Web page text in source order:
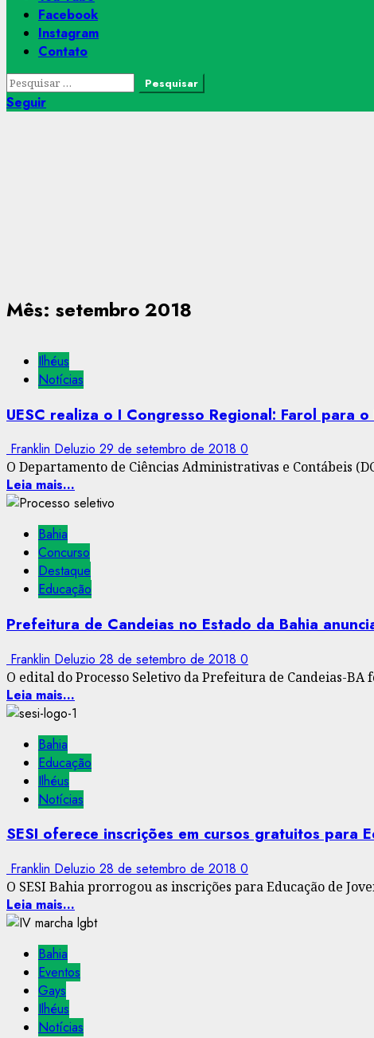
Facebook
Instagram
Contato
Pesquisar
por:
Seguir
Mês: setembro 2018
Ilhéus
Notícias
UESC realiza o I Congresso Regional: Farol para
Franklin Deluzio 29 de setembro de 2018 0
O Departamento de Ciências Administrativas e Contábeis
Leia mais...
Bahia
Concurso
Destaque
Educação
Prefeitura de Candeias no Estado da Bahia
Franklin Deluzio 28 de setembro de 2018 0
O edital do Processo Seletivo da Prefeitura de Candeias-BA
Leia mais...
Bahia
Educação
Ilhéus
Notícias
SESI oferece inscrições em cursos gratuitos para
Franklin Deluzio 28 de setembro de 2018 0
O SESI Bahia prorrogou as inscrições para Educação de
Leia mais...
Bahia
Eventos
Gays
Ilhéus
Notícias